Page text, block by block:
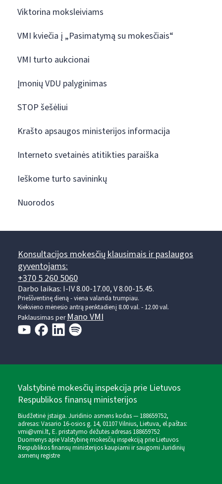
Viktorina moksleiviams
VMI kviečia į „Pasimatymą su mokesčiais“
VMI turto aukcionai
Įmonių VDU palyginimas
STOP šešėliui
Krašto apsaugos ministerijos informacija
Interneto svetainės atitikties paraiška
Ieškome turto savininkų
Nuorodos
Konsultacijos mokesčių klausimais ir paslaugos
gyventojams:
+370 5 260 5060
Darbo laikas: I-IV 8.00-17.00, V 8.00-15.45.
Prieššventinę dieną - viena valanda trumpiau.
Kiekvieno mėnesio antrą penktadienį 8.00 val. - 12.00 val.
Paklausimas per Mano VMI
Valstybinė mokesčių inspekcija prie Lietuvos
Respublikos finansų ministerijos
Biudžetinė įstaiga. Juridinio asmens kodas — 188659752,
adresas: Vasario 16-osios g. 14, 01107 Vilnius, Lietuva, el.paštas:
vmi@vmi.lt, E. pristatymo dėžutės adresas 188659752
Duomenys apie Valstybinę mokesčių inspekciją prie Lietuvos
Respublikos finansų ministerijos kaupiami ir saugomi Juridinių
asmenų registre